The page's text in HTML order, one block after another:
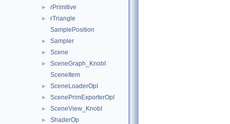
► rPrimitive
►
rTriangle
SamplePosition
► Sampler
► Scene
►
SceneGraph_KnobI
SceneItem
► SceneLoaderOpI
► ScenePrimExporterOpI
► SceneView_KnobI
► ShaderOp